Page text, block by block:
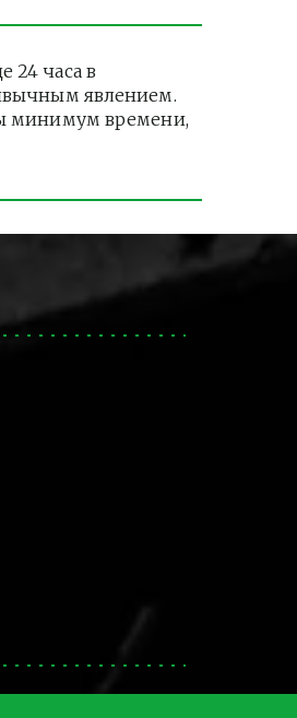
24 часа в
явлением.
минимум времени,